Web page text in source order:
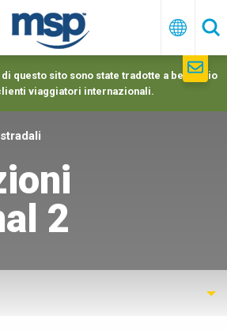
Italiano
questo sito sono state tradotte a beneficio
viaggiatori internazionali.
2